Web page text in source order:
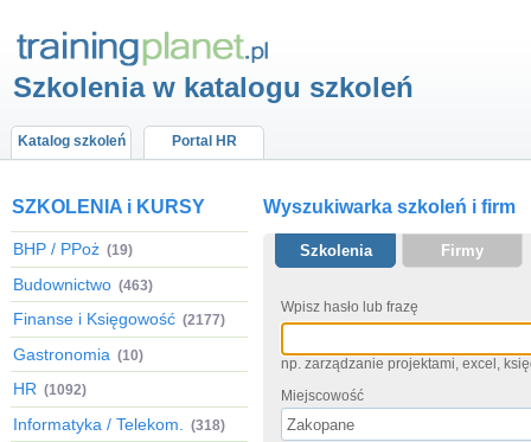
Szkolenia w katalogu szkoleń
Katalog szkoleń Portal HR
SZKOLENIA i KURSY
BHP / PPoż (19)
Budownictwo (463)
Finanse i Księgowość (2177)
Gastronomia (10)
HR (1092)
Informatyka / Telekom. (318)
Wyszukiwarka szkoleń i firm
Szkolenia Firmy
Wpisz hasło lub frazę
np. zarządzanie projektami, excel,
Miejscowość